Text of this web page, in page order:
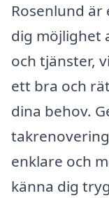
Rosenlund
dig möjlighet
och tjänster,
ett bra och
dina behov.
enklare och
känna dig